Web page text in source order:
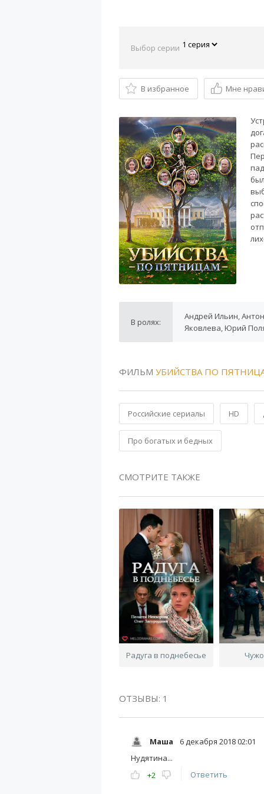
Выбор серии
В избранное Мне
В ролях:
Андрей Ильин,
Яковлева, Юрий
ФИЛЬМ УБИЙСТВА ПО
Российские сериалы HD
Про богатых и бедных
СМОТРИТЕ ТАКЖЕ
Радуга в поднебесье
ОТЗЫВЫ: 1
Маша
6 декабря 2018 02:01
Нудятина...
+2
Ответить